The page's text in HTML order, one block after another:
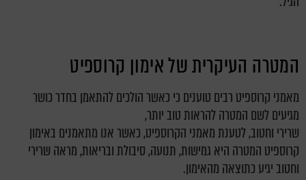
המטרה העיקרית של אימון קרוספיט
מאמני קרוספיט רבים טוענים כי כאשר הולכים להתאמן בחדר כושר
מגיעים לשם המטרה להראות טוב יותר,
שרירי וחטוב, לטענת מאמני הקרוספיט, כאשר אנו מתאמנים באימון
קרוספיט המטרה היא גמישות, תנועה, סיבולת ובריאות, מראה שרירי
וחטוב יגיע כתוצאה מהאימון.